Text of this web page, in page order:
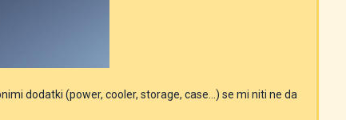
dodatki (power, cooler, storage, case...) se mi niti ne da